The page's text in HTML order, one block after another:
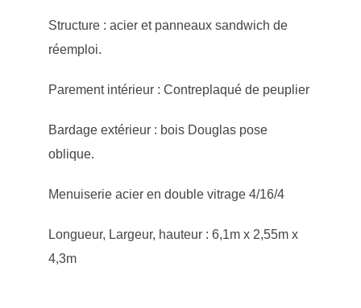
Structure : acier et panneaux sandwich de
réemploi.
Parement intérieur : Contreplaqué de peuplier
Bardage extérieur : bois Douglas pose
oblique.
Menuiserie acier en double vitrage 4/16/4
Longueur, Largeur, hauteur : 6,1m x 2,55m x
4,3m